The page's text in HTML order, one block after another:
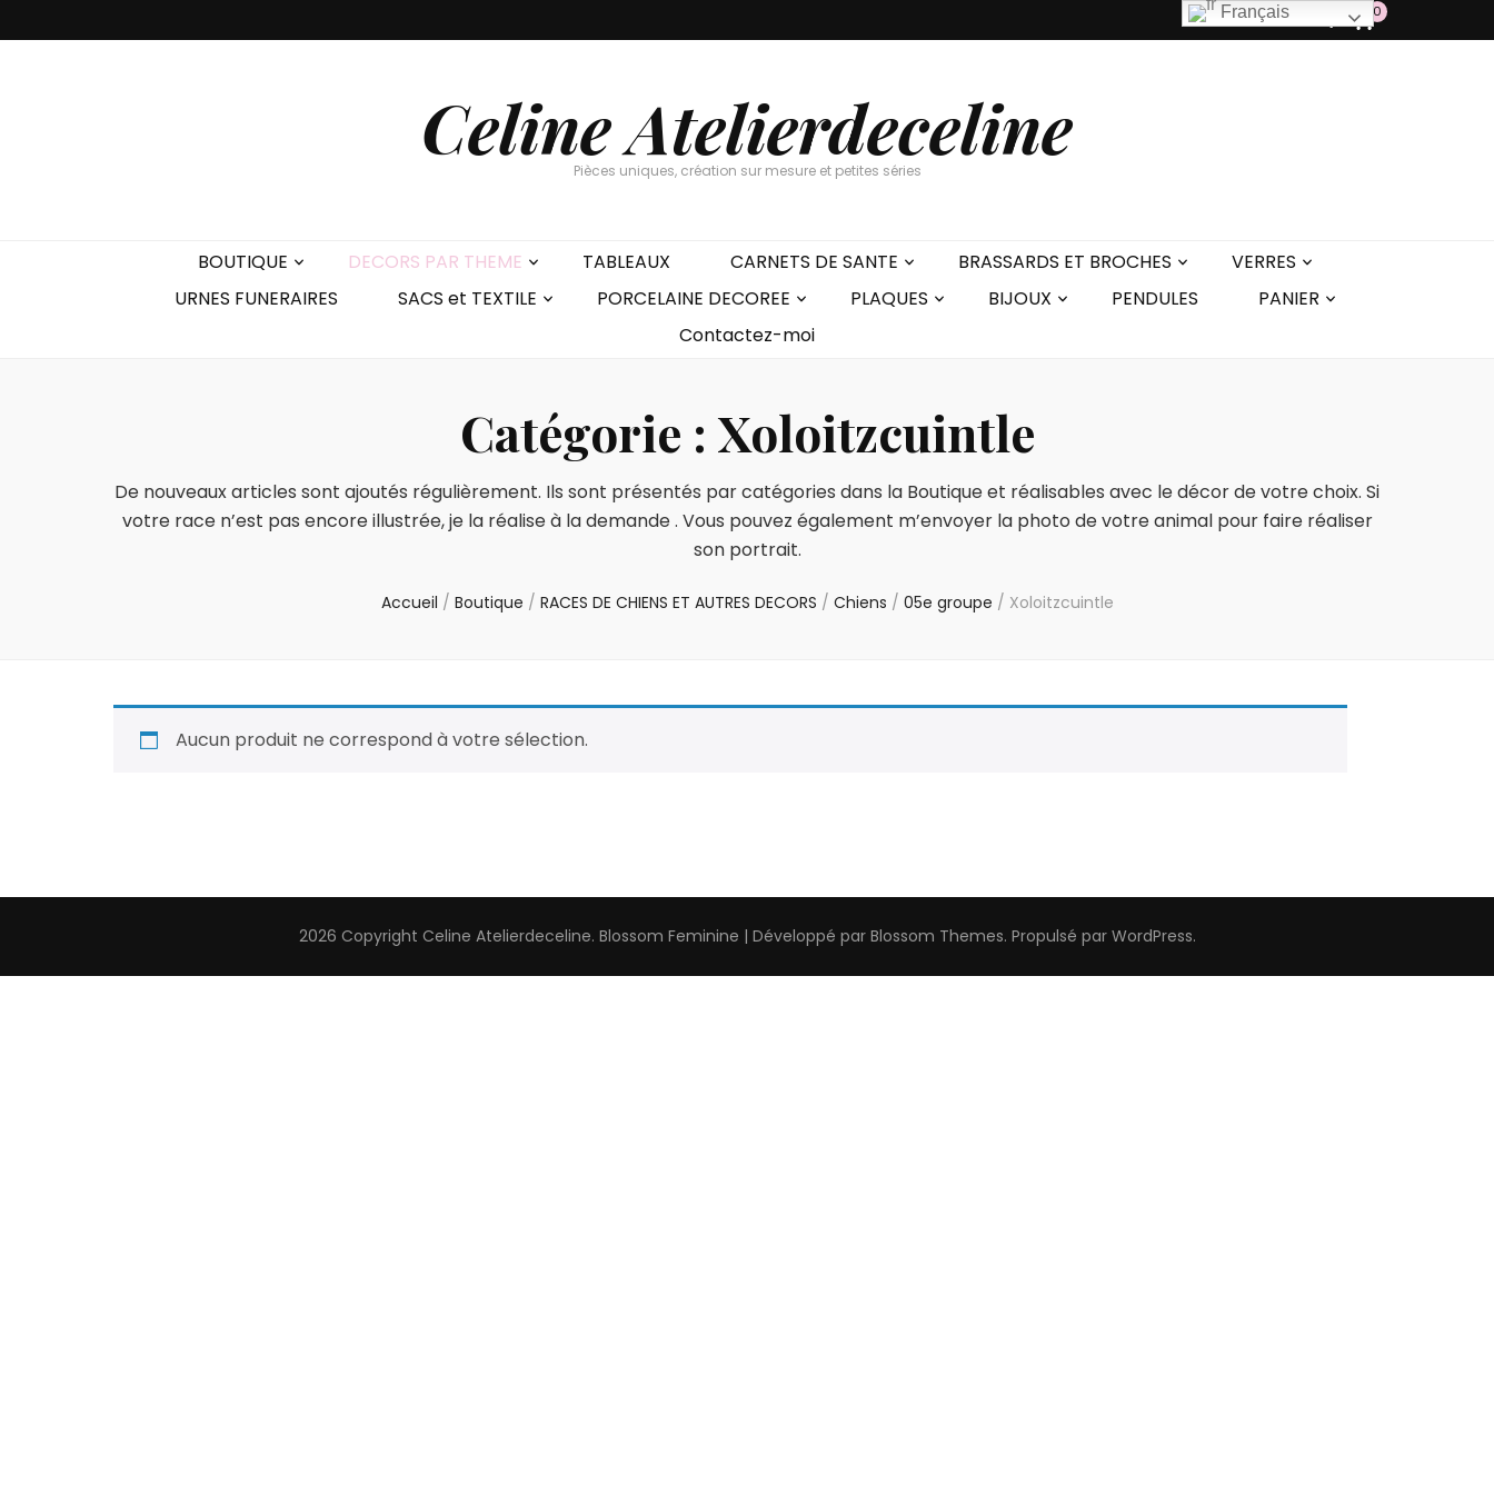
0
Celine Atelierdeceline
Pièces uniques, création sur mesure et petites séries
BOUTIQUE DECORS PAR THEME TABLEAUX CARNETS DE SANTE BRASSARDS ET BROCHES
VERRES
URNES FUNERAIRES
SACS et TEXTILE PORCELAINE DECOREE PLAQUES BIJOUX PENDULES
PANIER
Contactez-moi
Catégorie : Xoloitzcuintle
De nouveaux articles sont ajoutés régulièrement. Ils sont présentés par catégories dans la Boutique et réalisables avec le décor de votre choix. Si
votre race n’est pas encore illustrée, je la réalise à la demande . Vous pouvez également m’envoyer la photo de votre animal pour faire réaliser
son portrait.
Accueil / Boutique / RACES DE CHIENS ET AUTRES DECORS / Chiens / 05e groupe / Xoloitzcuintle
Aucun produit ne correspond à votre sélection.
2026 Copyright Celine Atelierdeceline. Blossom Feminine | Développé par Blossom Themes. Propulsé par WordPress.
Français